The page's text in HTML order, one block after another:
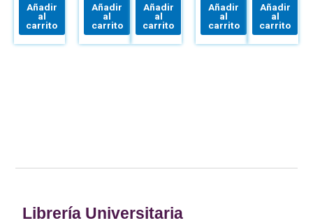
Añadir
al
carrito
Añadir
al
carrito
Añadir
al
carrito
Añadir
al
carrito
Añadir
al
carrito
Librería Universitaria